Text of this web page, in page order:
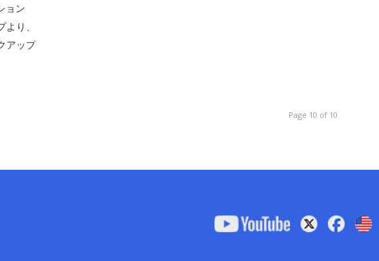
ョン
り、
アップ
Page 10 of 10